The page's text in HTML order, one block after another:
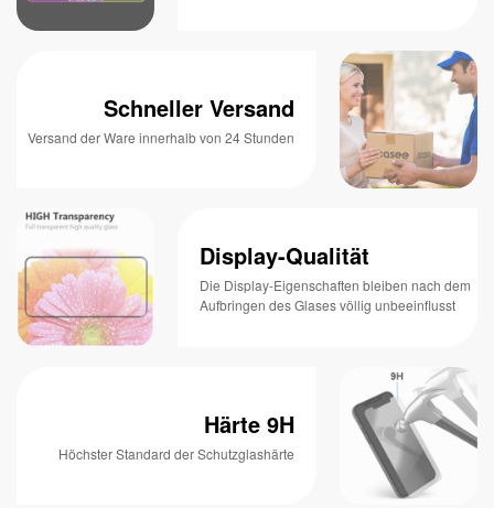
Schneller Versand
Versand der Ware innerhalb von 24 Stunden
Display-Qualität
Die Display-Eigenschaften bleiben nach dem
Aufbringen des Glases völlig unbeeinflusst
Härte 9H
Höchster Standard der Schutzglashärte